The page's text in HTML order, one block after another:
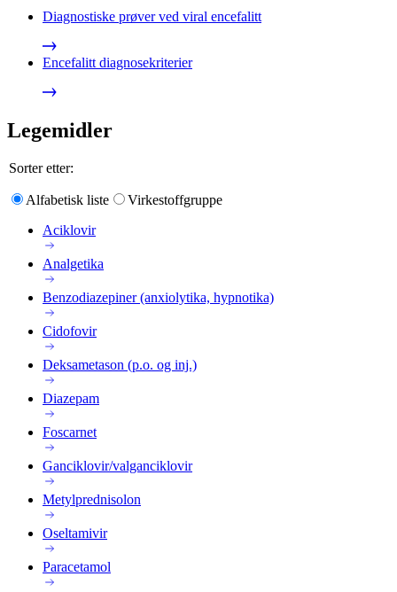
Diagnostiske prøver ved viral encefalitt
Encefalitt diagnosekriterier
Legemidler
Sorter etter:
Alfabetisk liste
Virkestoffgruppe
Aciklovir
Analgetika
Benzodiazepiner (anxiolytika, hypnotika)
Cidofovir
Deksametason (p.o. og inj.)
Diazepam
Foscarnet
Ganciklovir/valganciklovir
Metylprednisolon
Oseltamivir
Paracetamol